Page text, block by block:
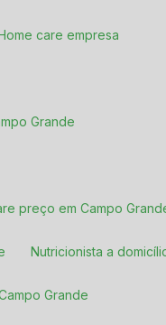
Home care empresa
Grande
preço em Campo
Nutricionista a
Grande